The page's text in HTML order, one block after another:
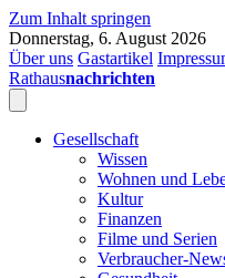
Zum Inhalt springen
Donnerstag, 6. August 2026
Über uns Gastartikel
Rathausnachrichten
Gesellschaft
Wissen
Wohnen und
Kultur
Finanzen
Filme und Serien
Verbraucher-